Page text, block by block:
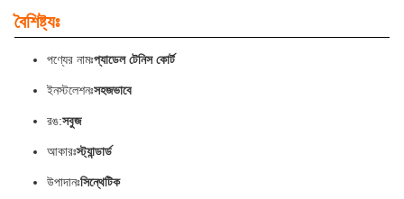
বৈশিষ্ট্যঃ
পণ্যের নামঃপ্যাডেল টেনিস কোর্ট
ইনস্টলেশনঃসহজভাবে
রঙ:সবুজ
আকারঃস্ট্যান্ডার্ড
উপাদানঃসিন্থেটিক